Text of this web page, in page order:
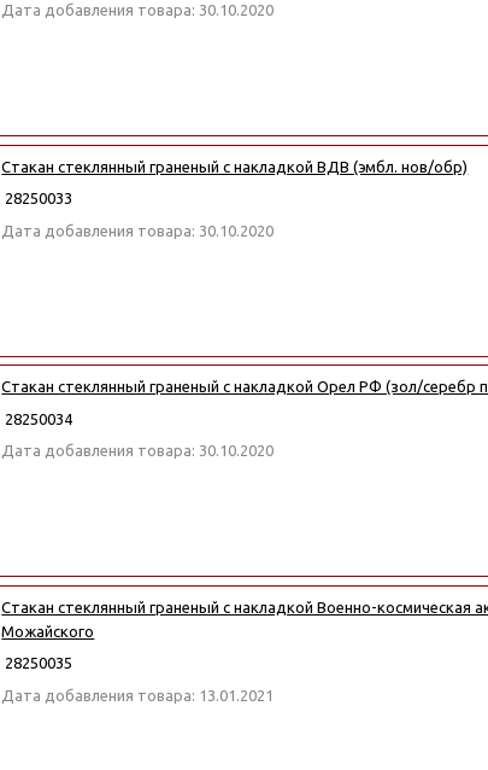
Дата добавления товара: 30.10.2020
Стакан стеклянный граненый с накладкой ВДВ (эмбл. нов/обр)
28250033
Дата добавления товара: 30.10.2020
Стакан стеклянный граненый с накладкой Орел РФ (зол/серебр
28250034
Дата добавления товара: 30.10.2020
Стакан стеклянный граненый с накладкой Военно-космическая
Можайского
28250035
Дата добавления товара: 13.01.2021